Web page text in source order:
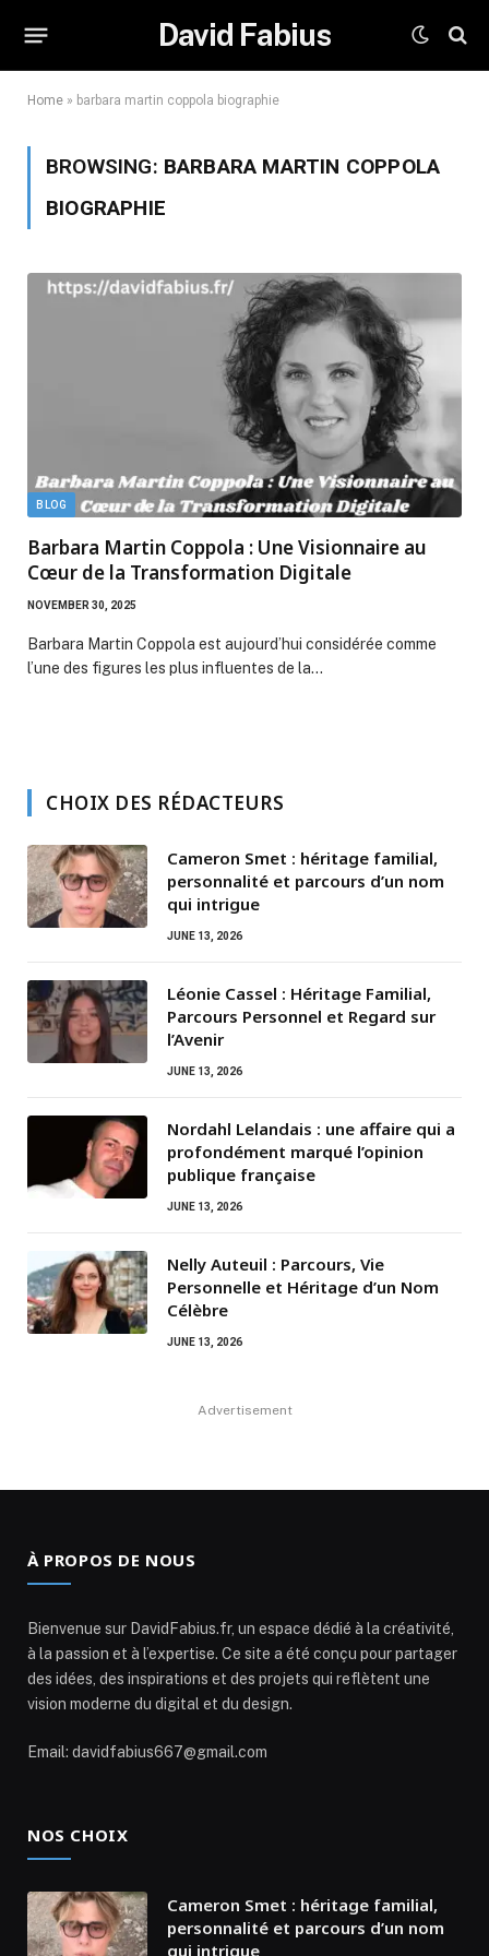
David Fabius
Home » barbara martin coppola biographie
BROWSING: BARBARA MARTIN COPPOLA
BIOGRAPHIE
BLOG
Barbara Martin Coppola : Une Visionnaire au
Cœur de la Transformation Digitale
NOVEMBER 30, 2025
Barbara Martin Coppola est aujourd’hui considérée comme
l’une des figures les plus influentes de la…
CHOIX DES RÉDACTEURS
Cameron Smet : héritage familial,
personnalité et parcours d’un nom
qui intrigue
JUNE 13, 2026
Léonie Cassel : Héritage Familial,
Parcours Personnel et Regard sur
l’Avenir
JUNE 13, 2026
Nordahl Lelandais : une affaire qui a
profondément marqué l’opinion
publique française
JUNE 13, 2026
Nelly Auteuil : Parcours, Vie
Personnelle et Héritage d’un Nom
Célèbre
JUNE 13, 2026
Advertisement
À PROPOS DE NOUS
Bienvenue sur DavidFabius.fr, un espace dédié à la créativité,
à la passion et à l’expertise. Ce site a été conçu pour partager
des idées, des inspirations et des projets qui reflètent une
vision moderne du digital et du design.
Email: davidfabius667@gmail.com
NOS CHOIX
Cameron Smet : héritage familial,
personnalité et parcours d’un nom
qui intrigue